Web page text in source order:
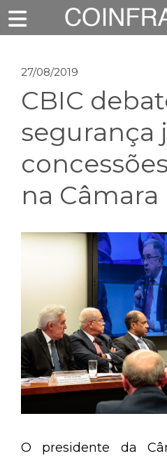
27/08/2019
CBIC
segurança
na Câmara
O presidente da